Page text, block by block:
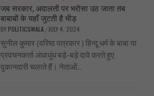
जब सरकार, अदालतों पर भरोसा उठ जाता तब
बाबाबों के यहाँ जुटती है भीड़
BY POLITICSWALA / JULY 4, 2024
सुनील कुमार (वरिष्ठ पत्रकार ) हिन्दू धर्म के बाबा या
प्रवचनकर्ता अंधाधुंध बड़े-बड़े दावे करते हुए
दुकानदारी चलाते हैं। नेताओं...